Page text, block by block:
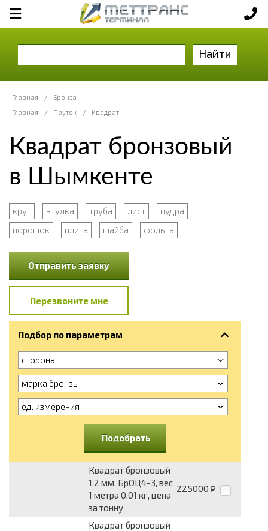
Найти
Главная /
Бронза
Главная
/ Пруток / Квадрат
Квадрат бронзовый
в Шымкенте
круг втулка труба лист
пудра
порошок
плита шайба фольга
Отправить заявку
Перезвоните мне
Подбор по параметрам
сторона
марка бронзы
ед. измерения
Подобрать
Квадрат бронзовый
1.2 мм, БрОЦ4-3, вес
1 метра 0.01 кг, цена
за тонну
225000 ₽
Квадрат бронзовый